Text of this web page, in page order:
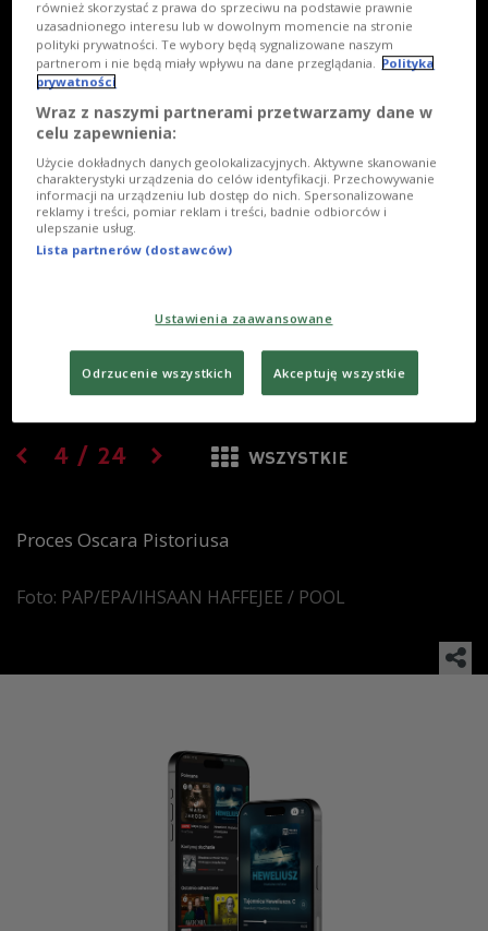
4 / 24 WSZYSTKIE
Proces Oscara Pistoriusa
Foto: PAP/EPA/IHSAAN HAFFEJEE / POOL
również skorzystać z prawa do sprzeciwu na podstawie prawnie
uzasadnionego interesu lub w dowolnym momencie na stronie
polityki prywatności. Te wybory będą sygnalizowane naszym
partnerom i nie będą miały wpływu na dane przeglądania.
Polityka
prywatności
Wraz z naszymi partnerami przetwarzamy dane w
celu zapewnienia:
Użycie dokładnych danych geolokalizacyjnych. Aktywne skanowanie
charakterystyki urządzenia do celów identyfikacji. Przechowywanie
informacji na urządzeniu lub dostęp do nich. Spersonalizowane
reklamy i treści, pomiar reklam i treści, badnie odbiorców i
ulepszanie usług.
Lista partnerów (dostawców)
Ustawienia zaawansowane
Odrzucenie wszystkich Akceptuję wszystkie